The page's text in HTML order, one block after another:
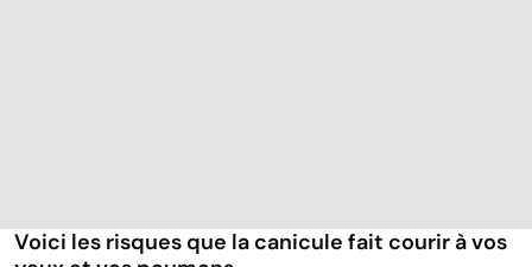
Voici les risques que la canicule fait courir à vos